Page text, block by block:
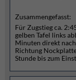
Zusammengefasst:
Für Zugstieg ca.
gelben Tafel links
Minuten direkt
Richtung
Stunde bis zum